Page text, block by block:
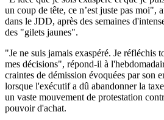
un coup de tête, ce n’est juste pas moi",
dans le JDD, après des semaines
des "gilets jaunes".
"Je ne suis jamais exaspéré. Je réfléchis
mes décisions", répond-il à
craintes de démission évoquées par son
lorsque l'exécutif a dû abandonner la
un vaste mouvement de protestation
pouvoir d'achat.